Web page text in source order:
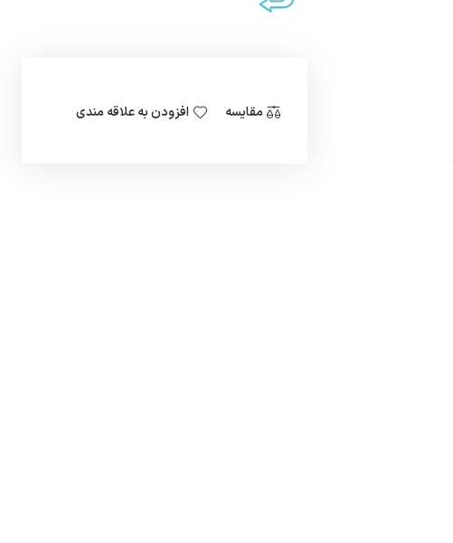
مقایسه افزودن به علاقه مندی